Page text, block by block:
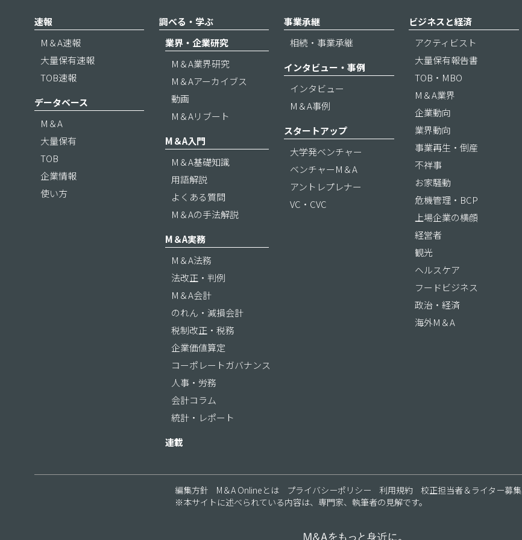
速報
M＆A速報
大量保有速報
TOB速報
データベース
M＆A
大量保有
TOB
企業情報
使い方
調べる・学ぶ
業界・企業研究
M＆A業界研究
M＆Aアーカイブス
動画
M＆Aリブート
M＆A入門
M＆A基礎知識
用語解説
よくある質問
M＆Aの手法解説
M＆A実務
M＆A法務
法改正・判例
M＆A会計
のれん・減損会計
税制改正・税務
企業価値算定
コーポレートガバナンス
人事・労務
会計コラム
統計・レポート
連載
事業承継
相続・事業承継
インタビュー・事例
インタビュー
M＆A事例
スタートアップ
大学発ベンチャー
ベンチャーM＆A
アントレプレナー
VC・CVC
ビジネスと経済
アクティビスト
大量保有報告書
TOB・MBO
M＆A業界
企業動向
業界動向
事業再生・倒産
不祥事
お家騒動
危機管理・BCP
上場企業の横顔
経営者
観光
ヘルスケア
フードビジネス
政治・経済
海外M＆A
編集方針 M＆A Onlineとは プライバシーポリシー 利用規約 校正担当者＆ライター募集
※本サイトに述べられている内容は、専門家、執筆者の見解です。